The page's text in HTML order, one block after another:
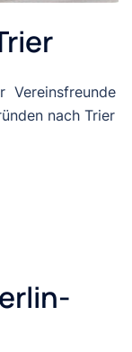
Vereinsfreunde
nach Trier